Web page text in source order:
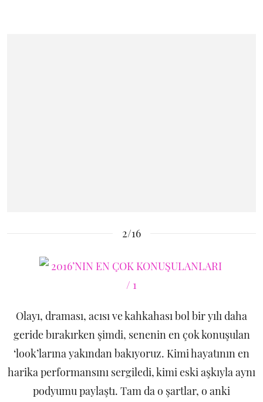
2/16
Olayı, draması, acısı ve kahkahası bol bir yılı daha
geride bırakırken şimdi, senenin en çok konuşulan
‘look’larına yakından bakıyoruz. Kimi hayatının en
harika performansını sergiledi, kimi eski aşkıyla aynı
podyumu paylaştı. Tam da o şartlar, o anki